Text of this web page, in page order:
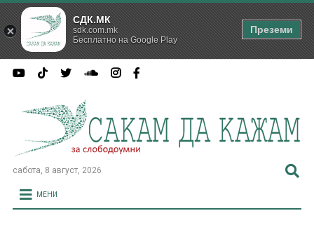
сабота, 8 август, 2026
МЕНИ
СДК.МК
sdk.com.mk
Бесплатно на Google Play
Преземи